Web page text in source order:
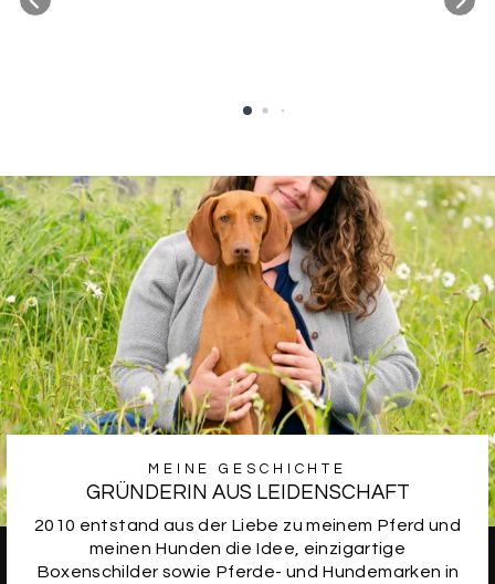
MEINE GESCHICHTE
GRÜNDERIN AUS LEIDENSCHAFT
2010 entstand aus der Liebe zu meinem Pferd und
meinen Hunden die Idee, einzigartige
Boxenschilder sowie Pferde- und Hundemarken in